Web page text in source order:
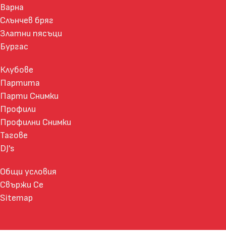
Варна
Слънчев бряг
Златни пясъци
Бургас
Клубове
Партита
Парти Снимки
Профили
Профилни Снимки
Тагове
DJ's
Общи условия
Свържи Се
Sitemap